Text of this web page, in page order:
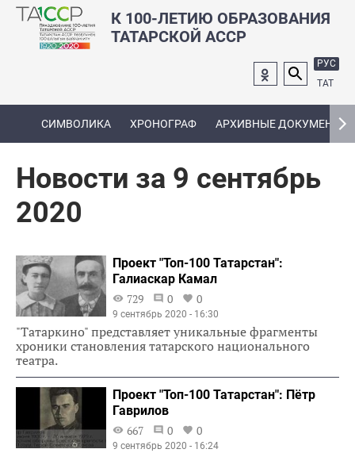
К 100-ЛЕТИЮ ОБРАЗОВАНИЯ
ТАТАРСКОЙ АССР
РУС
ТАТ
СИМВОЛИКА ХРОНОГРАФ АРХИВНЫЕ ДОКУМЕНТЫ
Новости за 9 сентябрь
2020
Проект "Топ-100 Татарстан":
Галиаскар Камал
729
0 0
9 сентябрь 2020 - 16:30
"Татаркино" представляет уникальные фрагменты
хроники становления татарского национального
театра.
Проект "Топ-100 Татарстан": Пётр
Гаврилов
667
0 0
9 сентябрь 2020 - 16:24